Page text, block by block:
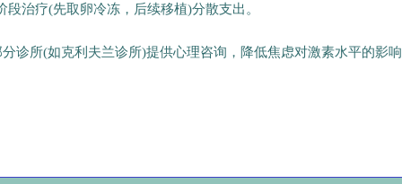
治疗(先取卵冷冻，后续移植)分散支出。
诊所(如克利夫兰诊所)提供心理咨询，降低焦虑对激素水平的影响